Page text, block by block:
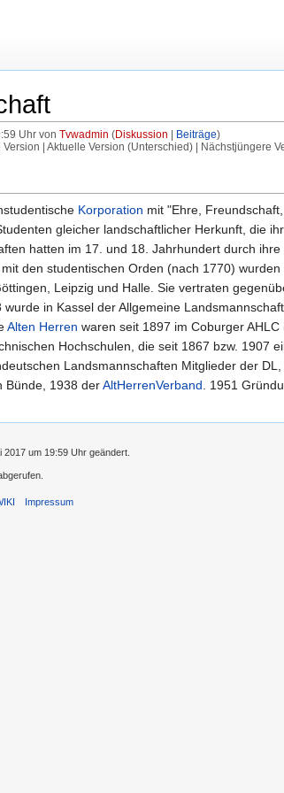
Uhr von Tvwadmin (Diskussion Beiträge)
| Aktuelle Version (Unterschied) | Nächstjüngere
Korporation mit "Ehre,
gleicher landschaftlicher Herkunft, die
hatten im 17. und 18. Jahrhundert durch
den studentischen Orden (nach 1770)
Leipzig und Halle. Sie vertraten
wurde in Kassel der Allgemeine
Alten Herren waren seit 1897 im Coburger
Hochschulen, die seit 1867 bzw. 1907
Landsmannschaften Mitglieder der
Bünde, 1938 derAltHerrenVerband . 1951
um 19:59 Uhr geändert.
Impressum